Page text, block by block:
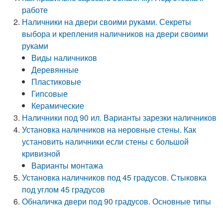
работе
Наличники на двери своими руками. Секреты
выбора и крепления наличников на двери своими
руками
Виды наличников
Деревянные
Пластиковые
Гипсовые
Керамические
Наличники под 90 ил. Варианты зарезки наличников
Установка наличников на неровные стены. Как
установить наличники если стены с большой
кривизной
Варианты монтажа
Установка наличников под 45 градусов. Стыковка
под углом 45 градусов
Обналичка двери под 90 градусов. Основные типы